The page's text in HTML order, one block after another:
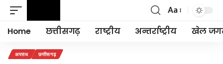
Font
Resizer
Aa
Home छत्तीसगढ़ राष्ट्रीय अन्तर्राष्ट्रीय खेल
अपराध छत्तीसगढ़